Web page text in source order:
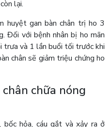
lại.
huyệt gan bàn chân trị ho 3
Đối với bệnh nhân bị ho mãn
trưa và 1 lần buổi tối trước khi
chân sẽ giảm triệu chứng ho
chữa nóng
hỏa, cáu gắt và xảy ra ở